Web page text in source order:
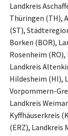
Landkreis
Thüringen (TH),
(ST),
Borken (BOR),
Rosenheim
Landkreis
Hildesheim (HI),
Vorpommern-
Landkreis
Kyffhäuserkreis
(ERZ), Landkreis